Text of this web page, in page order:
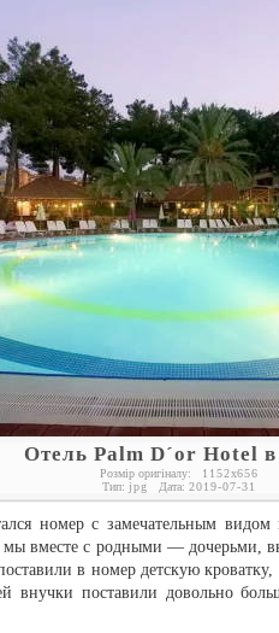
Отель Palm D´or Hotel
Розмір оригіналу: 1152x656
Тип: jpg Дата: 2019-07-31
номер с замечательным
вместе с родными — дочерьми,
в номер детскую
внучки поставили довольно